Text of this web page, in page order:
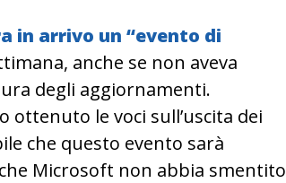
in arrivo un “evento di
anche se non aveva
degli aggiornamenti.
ottenuto le voci sull’uscita dei
che questo evento sarà
Microsoft non abbia smentito